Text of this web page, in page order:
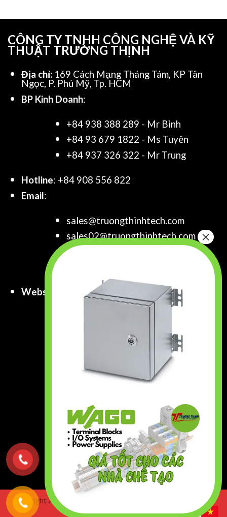
CÔNG TY TNHH CÔNG NGHỆ VÀ KỸ
THUẬT TRƯỜNG THỊNH
Địa chỉ: 169 Cách Mạng Tháng Tám, KP Tân
Ngọc, P. Phú Mỹ, Tp. HCM
BP Kinh Doanh:
+84 938 388 289 - Mr Bình
+84 93 679 1822 - Ms Tuyên
+84 937 326 322 - Mr Trung
Hotline: +84 908 556 822
Email:
sales@truongthinhtech.com
sales02@truongthinhtech.com
sales03@truongthinhtech.com
Website
www.components.com.vn
Copyright 2026 ©
Truong Thinh Technology & Engineering
Co.,Ltd. All right Reserved.